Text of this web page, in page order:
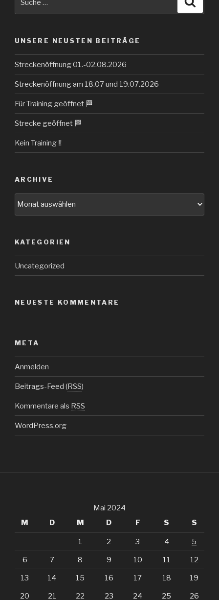
UNSERE NEUSTEN BEITRÄGE
Streckenöffnung 01.-02.08.2026
Streckenöffnung am 18.07 und 19.07.2026
Für Training geöffnet 🏁
Strecke geöffnet 🏁
Kein Training ‼️
ARCHIVE
KATEGORIEN
Uncategorized
NEUESTE KOMMENTARE
META
Anmelden
Beitrags-Feed (RSS)
Kommentare als RSS
WordPress.org
Mai 2024
M
D M D F S S
1 2 3 4 5
6 7 8 9 10 11 12
13 14 15 16 17 18 19
20 21 22 23 24 25 26